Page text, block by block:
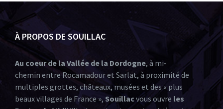
À PROPOS DE SOUILLAC
Au coeur de la Vallée de la Dordogne, à mi-
chemin entre Rocamadour et Sarlat, à proximité de
multiples grottes, châteaux, musées et des « plus
beaux villages de France », Souillacvous ouvre les